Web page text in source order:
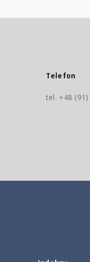
Telefon
tel. +48